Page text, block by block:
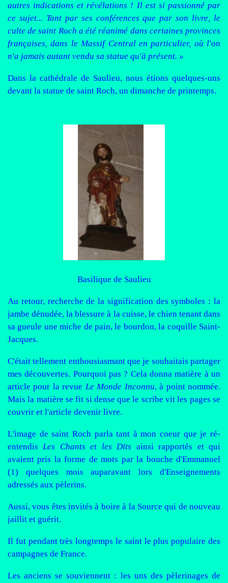
autres indications et révélations ! Il est si passionné par
ce sujet... Tant par ses conférences que par son livre, le
culte de saint Roch a été réanimé dans certaines provinces
françaises, dans le Massif Central en particulier, où l'on
n'a jamais autant vendu sa statue qu'à présent. »
Dans la cathédrale de Saulieu, nous étions quelques-uns
devant la statue de saint Roch, un dimanche de printemps.
Basilique de Saulieu
Au retour, recherche de la signification des symboles : la
jambe dénudée, la blessure à la cuisse, le chien tenant dans
sa gueule une miche de pain, le bourdon, la coquille Saint-
Jacques.
C'était tellement enthousiasmant que je souhaitais partager
mes découvertes. Pourquoi pas ? Cela donna matière à un
article pour la revue Le Monde Inconnu, à point nommée.
Mais la matière se fit si dense que le scribe vit les pages se
couvrir et l'article devenir livre.
L'image de saint Roch parla tant à mon coeur que je ré-
entendisLes Chants et les Dits ainsi rapportés et qui
avaient pris la forme de mots par la bouche d'Emmanuel
(1) quelques mois auparavant lors d'Enseignements
adressés aux pèlerins.
Aussi, vous êtes invités à boire à la Source qui de nouveau
jaillit et guérit.
Il fut pendant très longtemps le saint le plus populaire des
campagnes de France.
Les anciens se souviennent : les uns des pèlerinages de